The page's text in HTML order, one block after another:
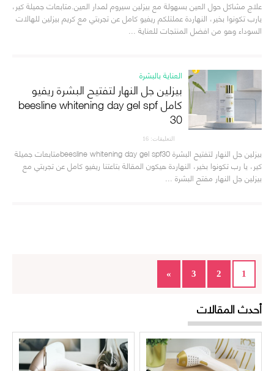
علاج مشاكل حول العين بسهولة مع بيزلين سيروم لمدار العين.متابعات جميلة كير،
يارب تكونوا بخير، النهاردة عملتلكم ريفيو كامل عن تجربتي مع كريم بيزلين للهالات
السوداء وهو من افضل المنتجات للعناية ...
العناية بالبشرة
بيزلين جل النهار لتفتيح البشرة ريفيو
كامل beesline whitening day gel spf
30
التعليقات: 16
بيزلين جل النهار لتفتيح البشرة beesline whitening day gel spf30متابعات جميلة
كير، يا رب تكونوا بخير، النهاردة هيكون المقالة بتاعتنا ريفيو كامل عن تجربتي مع
بيزلين جل النهار مفتح البشرة ...
1
2
3
»
أحدث المقالات